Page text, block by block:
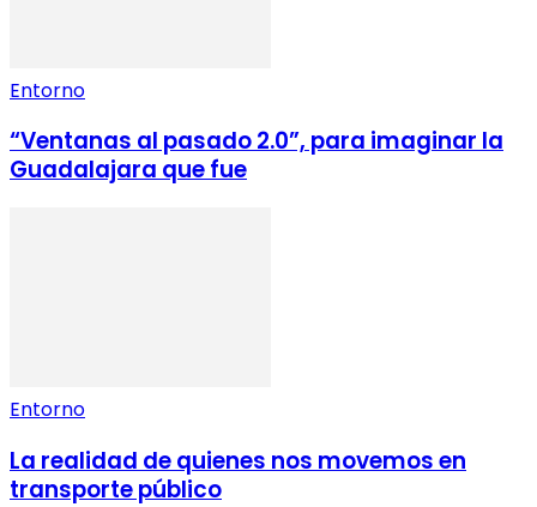
Entorno
“Ventanas al pasado 2.0”, para imaginar la
Guadalajara que fue
Entorno
La realidad de quienes nos movemos en
transporte público